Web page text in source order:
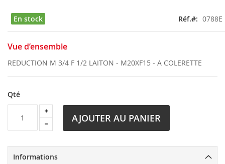
En stock Réf. 0788E
Vue d’ensemble
REDUCTION M 3/4 F 1/2 LAITON - M20XF15 - A COLERETTE
Qté
AJOUTER AU PANIER
Informations